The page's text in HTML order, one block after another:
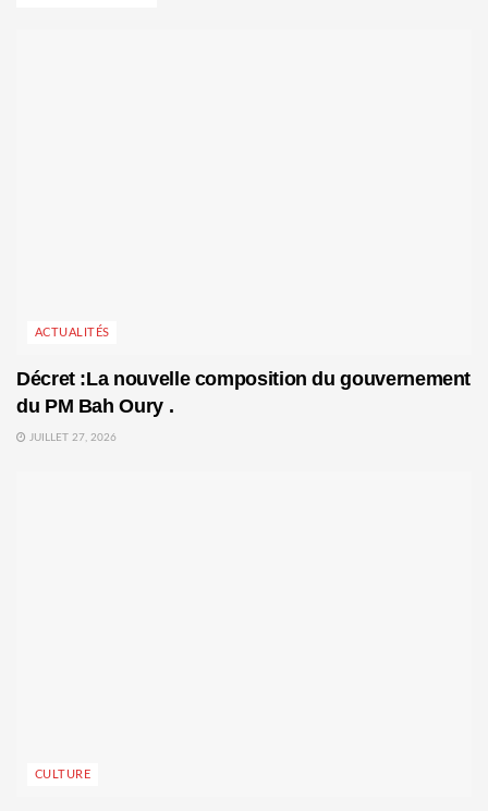
ACTUALITÉS
Décret :La nouvelle composition du gouvernement
du PM Bah Oury .
JUILLET 27, 2026
CULTURE